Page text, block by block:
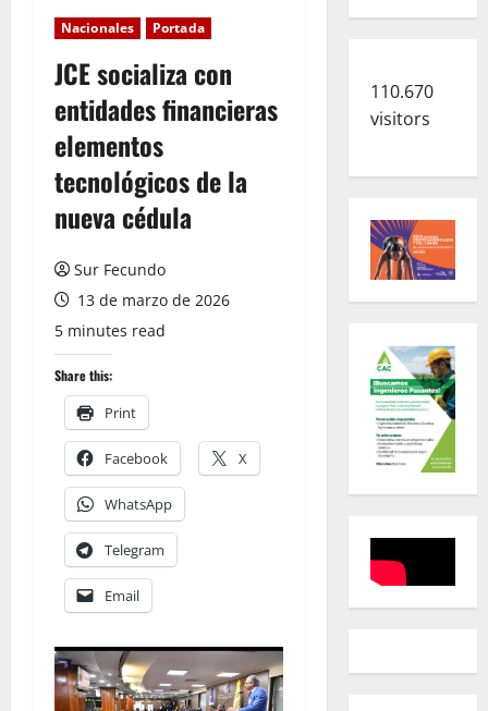
Nacionales Portada
JCE socializa con
entidades financieras
elementos
tecnológicos de la
nueva cédula
Sur Fecundo
13 de marzo de 2026
5 minutes read
Share this:
Print
Facebook X
WhatsApp
Telegram
Email
110.670
visitors